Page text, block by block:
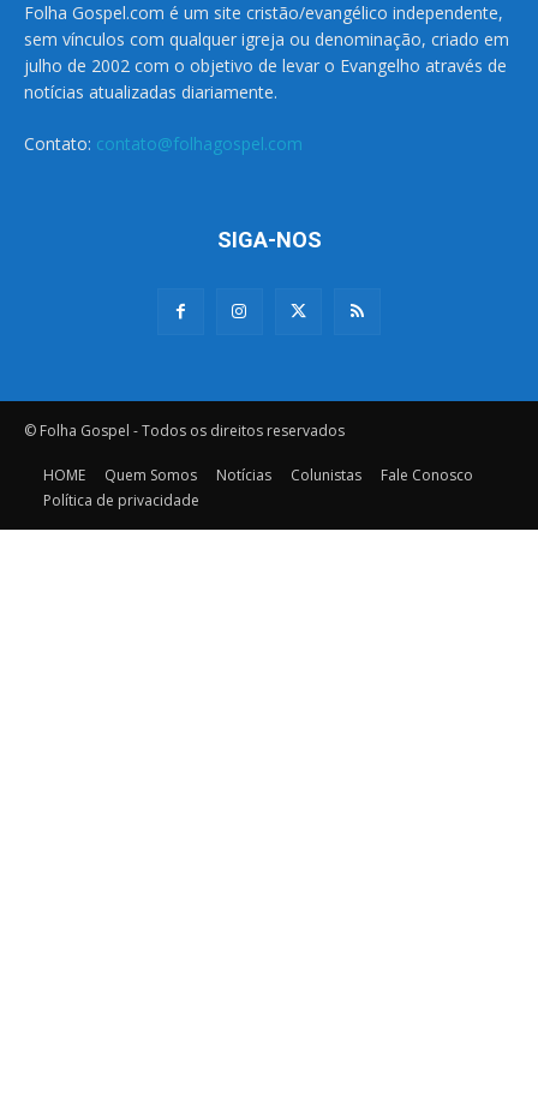
Folha Gospel.com é um site cristão/evangélico independente,
sem vínculos com qualquer igreja ou denominação, criado em
julho de 2002 com o objetivo de levar o Evangelho através de
notícias atualizadas diariamente.
Contato: contato@folhagospel.com
SIGA-NOS
© Folha Gospel - Todos os direitos reservados
HOME Quem Somos Notícias Colunistas
Fale Conosco
Política de privacidade